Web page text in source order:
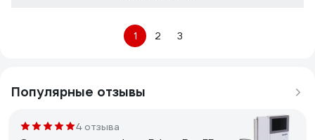
1 2 3
Популярные отзывы
4 отзыва